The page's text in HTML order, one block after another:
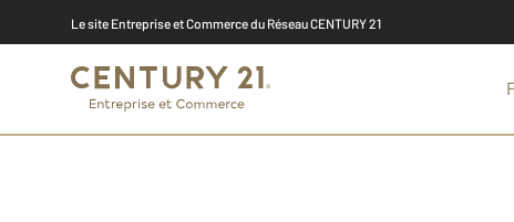
Le site Entreprise et Commerce du Réseau CENTURY 21